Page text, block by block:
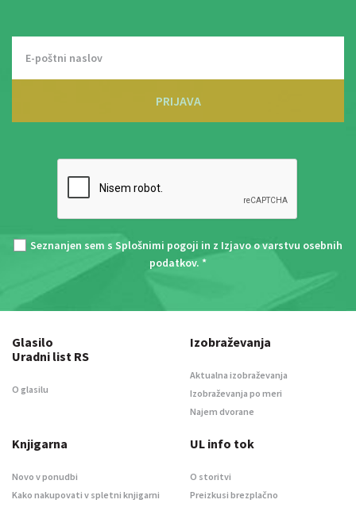
PRIJAVA
Seznanjen sem s Splošnimi pogoji in z Izjavo o varstvu osebnih
podatkov. *
Glasilo
Uradni list RS
O glasilu
Izobraževanja
Aktualna izobraževanja
Izobraževanja po meri
Najem dvorane
Knjigarna
Novo v ponudbi
Kako nakupovati v spletni knjigarni
UL info tok
O storitvi
Preizkusi brezplačno